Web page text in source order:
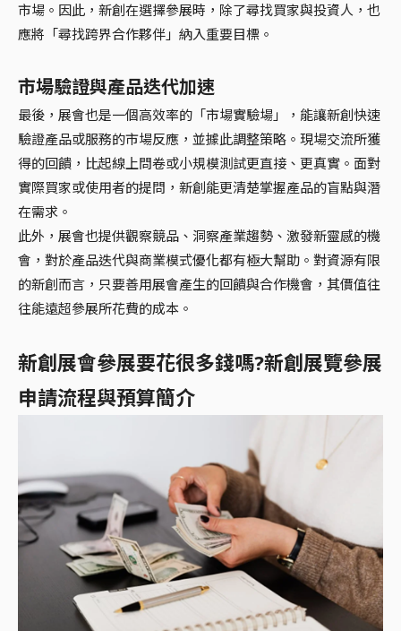
市場。因此，新創在選擇參展時，除了尋找買家與投資人，也
應將「尋找跨界合作夥伴」納入重要目標。
市場驗證與產品迭代加速
最後，展會也是一個高效率的「市場實驗場」，能讓新創快速
驗證產品或服務的市場反應，並據此調整策略。現場交流所獲
得的回饋，比起線上問卷或小規模測試更直接、更真實。面對
實際買家或使用者的提問，新創能更清楚掌握產品的盲點與潛
在需求。
此外，展會也提供觀察競品、洞察產業趨勢、激發新靈感的機
會，對於產品迭代與商業模式優化都有極大幫助。對資源有限
的新創而言，只要善用展會產生的回饋與合作機會，其價值往
往能遠超參展所花費的成本。
新創展會參展要花很多錢嗎?新創展覽參展
申請流程與預算簡介